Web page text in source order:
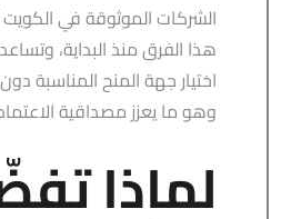
الشركات الموثوقة في
هذا الفرق منذ البداية،
اختيار جهة المنح المناسبة
وهو ما يعزز مصداقية
لماذا